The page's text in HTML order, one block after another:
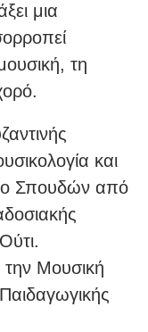
μια
τη
και
Σπουδών από
Μουσική